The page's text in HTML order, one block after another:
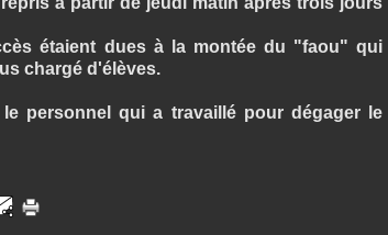
étaient dues à la montée du "faou" qui
chargé d'élèves.
personnel qui a travaillé pour dégager le